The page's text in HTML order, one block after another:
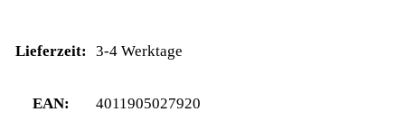
Lieferzeit: 3-4 Werktage
EAN: 4011905027920